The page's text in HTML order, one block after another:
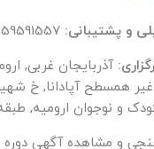
و پشتیبانی:
آذربایجان غربی,
غیر همسطح آپادانا, خ
و نوجوان ارومیه, طبقه
و مشاهده آگهی دوره